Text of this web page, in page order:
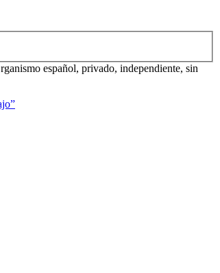
español, privado, independiente, sin